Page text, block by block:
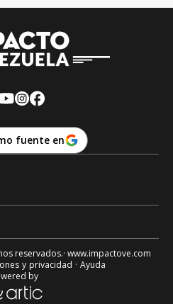
fuente en
reservados.· www.impactove.com
y privacidad · Ayuda
by